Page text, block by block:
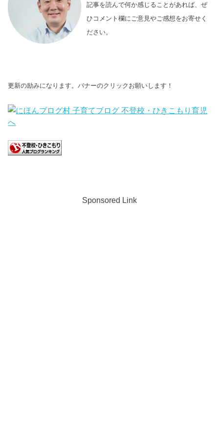
記事を読んで何か感じることがあれば、ぜ
ひコメント欄にご意見やご感想をお寄せく
ださい。
更新の励みになります。バナーのクリックお願いします！
Sponsored Link